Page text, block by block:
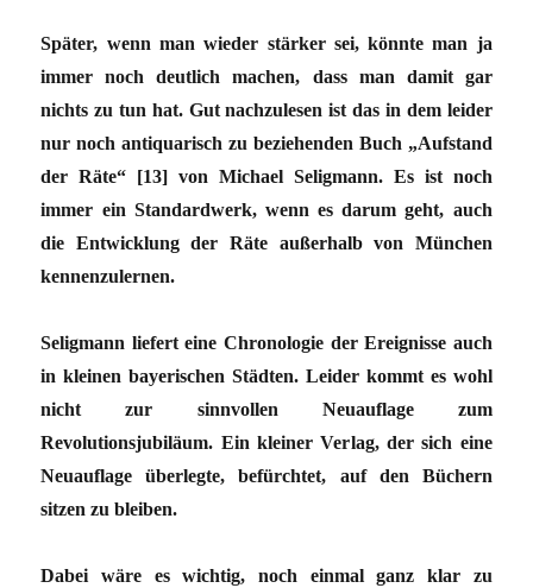
Später, wenn man wieder stärker sei, könnte man ja
immer noch deutlich machen, dass man damit gar
nichts zu tun hat. Gut nachzulesen ist das in dem leider
nur noch antiquarisch zu beziehenden Buch „Aufstand
der Räte“ [13] von Michael Seligmann. Es ist noch
immer ein Standardwerk, wenn es darum geht, auch
die Entwicklung der Räte außerhalb von München
kennenzulernen.
Seligmann liefert eine Chronologie der Ereignisse auch
in kleinen bayerischen Städten. Leider kommt es wohl
nicht zur sinnvollen Neuauflage zum
Revolutionsjubiläum. Ein kleiner Verlag, der sich eine
Neuauflage überlegte, befürchtet, auf den Büchern
sitzen zu bleiben.
Dabei wäre es wichtig, noch einmal ganz klar zu